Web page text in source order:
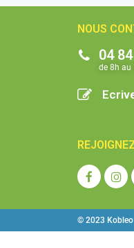
NOUS
04
de 8h au
© 2023 Kobleo